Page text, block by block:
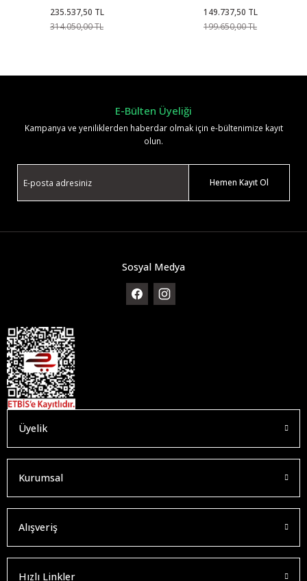
235.537,50 TL
314.050,00 TL
149.737,50 TL
199.650,00 TL
E-Bülten Üyeliği
Kampanya ve yeniliklerden haberdar olmak için e-bültenimize kayıt
olun.
Hemen Kayıt Ol
Sosyal Medya
Üyelik
Kurumsal
Alışveriş
Hızlı Linkler